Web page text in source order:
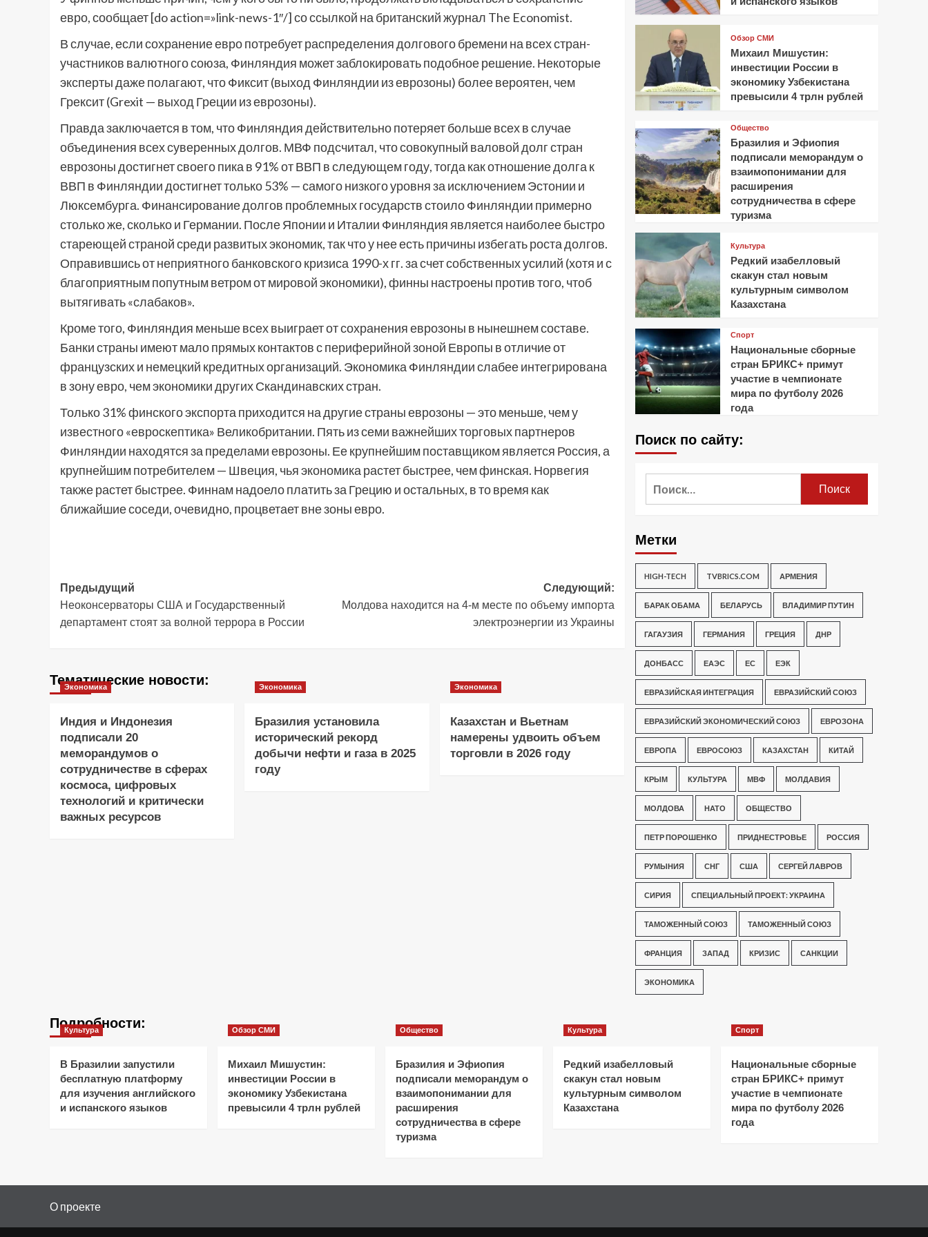
евро, сообщает [do action=»link-news-1″/] со ссылкой на британский журнал The Economist.
В случае, если сохранение евро потребует распределения долгового бремени на всех стран-
участников валютного союза, Финляндия может заблокировать подобное решение. Некоторые
эксперты даже полагают, что Фиксит (выход Финляндии из еврозоны) более вероятен, чем
Грексит (Grexit — выход Греции из еврозоны).
Правда заключается в том, что Финляндия действительно потеряет больше всех в случае
объединения всех суверенных долгов. МВФ подсчитал, что совокупный валовой долг стран
еврозоны достигнет своего пика в 91% от ВВП в следующем году, тогда как отношение долга к
ВВП в Финляндии достигнет только 53% — самого низкого уровня за исключением Эстонии и
Люксембурга. Финансирование долгов проблемных государств стоило Финляндии примерно
столько же, сколько и Германии. После Японии и Италии Финляндия является наиболее быстро
стареющей страной среди развитых экономик, так что у нее есть причины избегать роста долгов.
Оправившись от неприятного банковского кризиса 1990-х гг. за счет собственных усилий (хотя и с
благоприятным попутным ветром от мировой экономики), финны настроены против того, чтоб
вытягивать «слабаков».
Кроме того, Финляндия меньше всех выиграет от сохранения еврозоны в нынешнем составе.
Банки страны имеют мало прямых контактов с периферийной зоной Европы в отличие от
французских и немецкий кредитных организаций. Экономика Финляндии слабее интегрирована
в зону евро, чем экономики других Скандинавских стран.
Только 31% финского экспорта приходится на другие страны еврозоны — это меньше, чем у
известного «евроскептика» Великобритании. Пять из семи важнейших торговых партнеров
Финляндии находятся за пределами еврозоны. Ее крупнейшим поставщиком является Россия, а
крупнейшим потребителем — Швеция, чья экономика растет быстрее, чем финская. Норвегия
также растет быстрее. Финнам надоело платить за Грецию и остальных, в то время как
ближайшие соседи, очевидно, процветает вне зоны евро.
Навигация
записи
Предыдущий
Неоконсерваторы США и Государственный
департамент стоят за волной террора в России
Следующий:
Молдова находится на 4-м месте по объему импорта
электроэнергии из Украины
Тематические новости:
Экономика
Индия и Индонезия
подписали 20
меморандумов о
сотрудничестве в сферах
космоса, цифровых
технологий и критически
важных ресурсов
Экономика
Бразилия установила
исторический рекорд
добычи нефти и газа в 2025
году
Экономика
Казахстан и Вьетнам
намерены удвоить объем
торговли в 2026 году
Обзор СМИ
Михаил Мишустин:
инвестиции России в
экономику Узбекистана
превысили 4 трлн рублей
Общество
Бразилия и Эфиопия
подписали меморандум о
взаимопонимании для
расширения
сотрудничества в сфере
туризма
Культура
Редкий изабелловый
скакун стал новым
культурным символом
Казахстана
Спорт
Национальные сборные
стран БРИКС+ примут
участие в чемпионате
мира по футболу 2026
года
Поиск по сайту:
Метки
HIGH-TECH TVBRICS.COM АРМЕНИЯ
БАРАК ОБАМА БЕЛАРУСЬ ВЛАДИМИР ПУТИН
ГАГАУЗИЯ ГЕРМАНИЯ ГРЕЦИЯ ДНР
ДОНБАСС ЕАЭС ЕС ЕЭК
ЕВРАЗИЙСКАЯ ИНТЕГРАЦИЯ ЕВРАЗИЙСКИЙ СОЮЗ
ЕВРАЗИЙСКИЙ ЭКОНОМИЧЕСКИЙ СОЮЗ ЕВРОЗОНА
ЕВРОПА ЕВРОСОЮЗ КАЗАХСТАН КИТАЙ
КРЫМ КУЛЬТУРА МВФ МОЛДАВИЯ
МОЛДОВА НАТО ОБЩЕСТВО
ПЕТР ПОРОШЕНКО ПРИДНЕСТРОВЬЕ РОССИЯ
РУМЫНИЯ СНГ США СЕРГЕЙ ЛАВРОВ
СИРИЯ СПЕЦИАЛЬНЫЙ ПРОЕКТ: УКРАИНА
ТАМОЖЕННЫЙ СОЮЗ ТАМОЖЕННЫЙ СОЮЗ
ФРАНЦИЯ ЗАПАД КРИЗИС САНКЦИИ
ЭКОНОМИКА
Подробности:
Культура
В Бразилии запустили
бесплатную платформу
для изучения английского
и испанского языков
Обзор СМИ
Михаил Мишустин:
инвестиции России в
экономику Узбекистана
превысили 4 трлн рублей
Общество
Бразилия и Эфиопия
подписали меморандум о
взаимопонимании для
расширения
сотрудничества в сфере
туризма
Культура
Редкий изабелловый
скакун стал новым
культурным символом
Казахстана
Спорт
Национальные сборные
стран БРИКС+ примут
участие в чемпионате
мира по футболу 2026
года
О проекте